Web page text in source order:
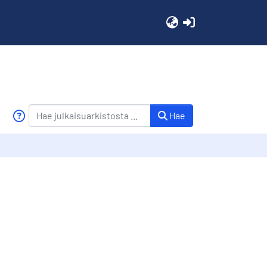
Hae